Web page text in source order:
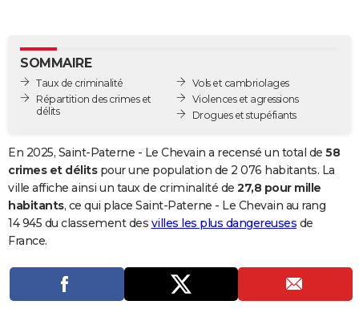
GUIDES D'ACHAT
BONS PLANS
CARTE DE VOEUX
Carte de Noël
Carte Bonne année
Carte Saint-Valentin
Carte Pâques
Carte d'anniversaire
DICTIONNAIRE
Dictionnaire
Biographies
Citations
Expressions
Proverbes
PROGRAMME TV
COPAINS D'AVANT
S'inscrire
Se connecter
Lycées
Collèges
Primaires
Universités
Entreprises
Service militaire
Avis de recherche
AVIS DE DÉCÈS
SOMMAIRE
Taux de criminalité
Répartition des crimes et
délits
Vols et cambriolages
Violences et agressions
Drogues et stupéfiants
En 2025, Saint-Paterne - Le Chevain a recensé un total de 58
crimes et délitspour une population de 2 076 habitants. La
ville affiche ainsi un taux de criminalité de 27,8 pour mille
habitants, ce qui place Saint-Paterne - Le Chevain au rang
14 945 du classement des villes les plus dangereuses de
France.